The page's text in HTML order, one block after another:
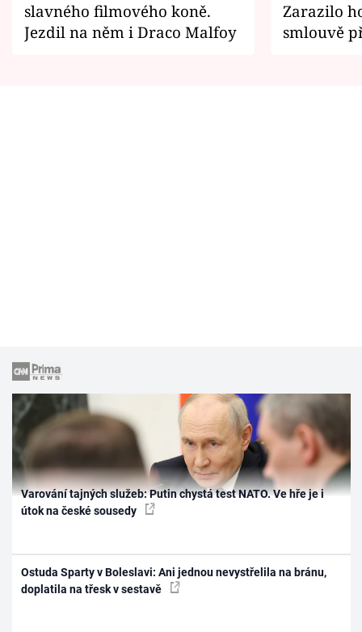
slavného filmového koně.
Jezdil na něm i Draco Malfoy
Zarazilo
smlouvě
Varování tajných služeb: Putin chystá test NATO. Ve hře je i
útok na české sousedy
Ostuda Sparty v Boleslavi: Ani jednou nevystřelila na bránu,
doplatila na třesk v sestavě